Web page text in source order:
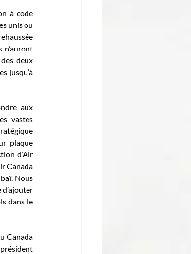
à code
unis ou
n’auront
deux
jusqu’à
aux
vastes
plaque
d’Air
Canada
Nous
d’ajouter
dans le
Canada